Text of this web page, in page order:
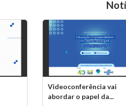
Videoconferência vai
abordar o papel da...